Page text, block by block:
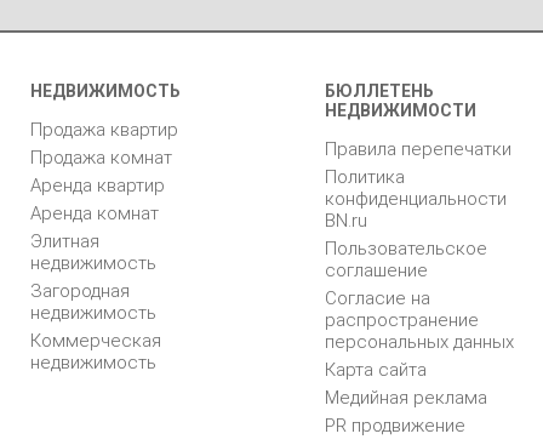
НЕДВИЖИМОСТЬ
Продажа квартир
Продажа комнат
Аренда квартир
Аренда комнат
Элитная
недвижимость
Загородная
недвижимость
Коммерческая
недвижимость
БЮЛЛЕТЕНЬ
НЕДВИЖИМОСТИ
Правила перепечатки
Политика
конфиденциальности
BN.ru
Пользовательское
соглашение
Согласие на
распространение
персональных данных
Карта сайта
Медийная реклама
PR продвижение